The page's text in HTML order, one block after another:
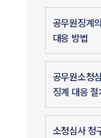
공무원징계
대응 방법
공무원소청
징계 대응 절
소청심사 청